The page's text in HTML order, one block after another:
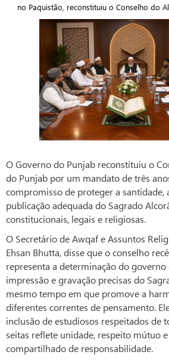
no Paquistão, reconstituiu o Conselho do
O Governo do Punjab reconstituiu o
do Punjab por um mandato de três
compromisso de proteger a santidade,
publicação adequada do Sagrado
constitucionais, legais e religiosas.
O Secretário de Awqaf e Assuntos
Ehsan Bhutta, disse que o conselho
representa a determinação do
impressão e gravação precisas do
mesmo tempo em que promove a
diferentes correntes de pensamento.
inclusão de estudiosos respeitados de
seitas reflete unidade, respeito mútuo
compartilhado de responsabilidade.